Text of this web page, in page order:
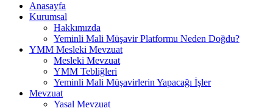
Anasayfa
Kurumsal
Hakkımızda
Yeminli Mali Müşavir Platformu Neden Doğdu?
YMM Mesleki Mevzuat
Mesleki Mevzuat
YMM Tebliğleri
Yeminli Mali Müşavirlerin Yapacağı İşler
Mevzuat
Yasal Mevzuat